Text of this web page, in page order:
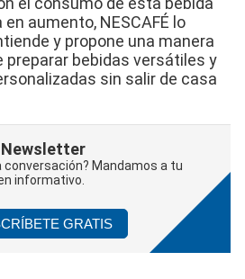
en aumento, NESCAFÉ lo
y propone una manera
preparar bebidas versátiles y
sin salir de casa
Newsletter
conversación? Mandamos a tu
informativo.
GRATIS